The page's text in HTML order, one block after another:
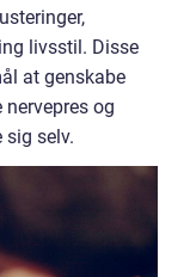
livsstil. Disse
at genskabe
og
sig selv.